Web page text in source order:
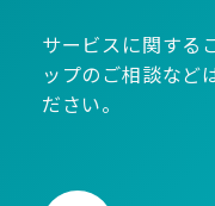
サービスに関する
ップのご相談など
ださい。